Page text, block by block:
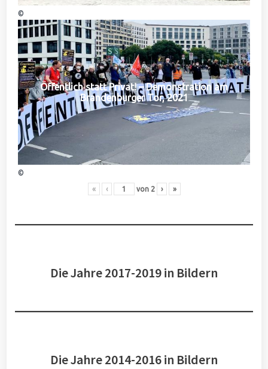
©
Öffentlich statt Privat! – Demonstration am
Brandenburger Tor, 2021
©
« ‹ von 2 › »
Die Jahre 2017-2019 in Bildern
Die Jahre 2014-2016 in Bildern